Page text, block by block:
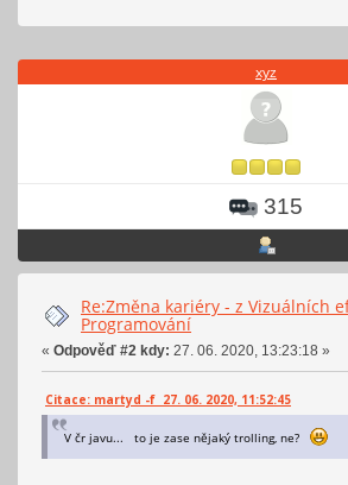
xyz
315
Re:Změna kariéry - z Vizuálních
Programování
« Odpověď #2 kdy: 27. 06. 2020, 13:23:18 »
Citace: martyd -f 27. 06. 2020, 11:52:45
V čr javu... to je zase nějaký trolling, ne?